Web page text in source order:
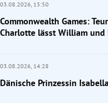
03.08.2026, 15:50
Commonwealth Games:
Charlotte lässt William und
03.08.2026, 14:28
Dänische Prinzessin